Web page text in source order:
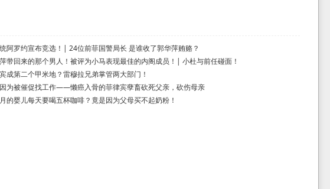
阿罗约宣布竞选！| 24位前菲国警局长 是谁收了郭华萍贿赂？
带回来的那个男人！被评为小马表现最佳的内阁成员！| 小杜与前任碰面！
成第二个甲米地？雷穆拉兄弟掌管两大部门！
为被催促找工作——懒癌入骨的菲律宾孽畜砍死父亲，砍伤母亲
的婴儿每天要喝五杯咖啡？竟是因为父母买不起奶粉！